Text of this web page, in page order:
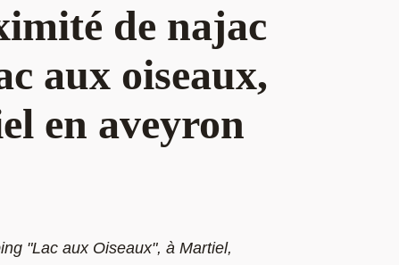
de najac
aux oiseaux,
en aveyron
"Lac aux Oiseaux", à Martiel,